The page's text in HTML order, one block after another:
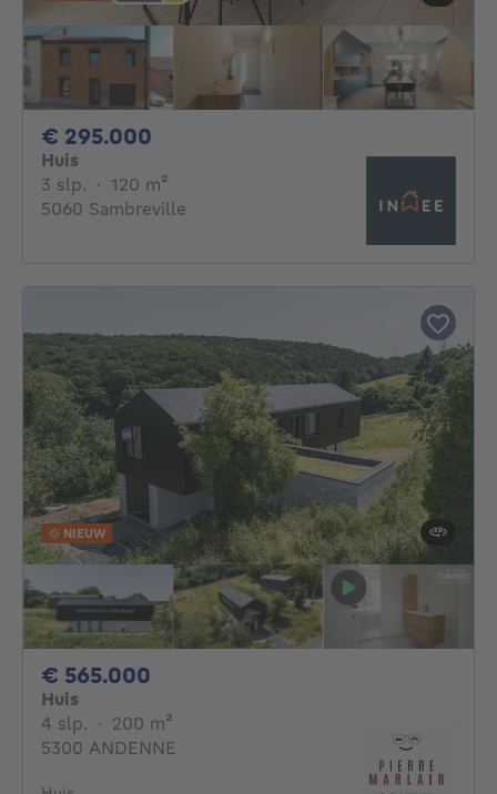
€ 295.000
Huis
3 slp. 3 slaapkamers
· 120 m²
5060 Sambreville
NIEUW
€ 565.000
Huis
4 slp. 4 slaapkamers
· 200 m²
5300 ANDENNE